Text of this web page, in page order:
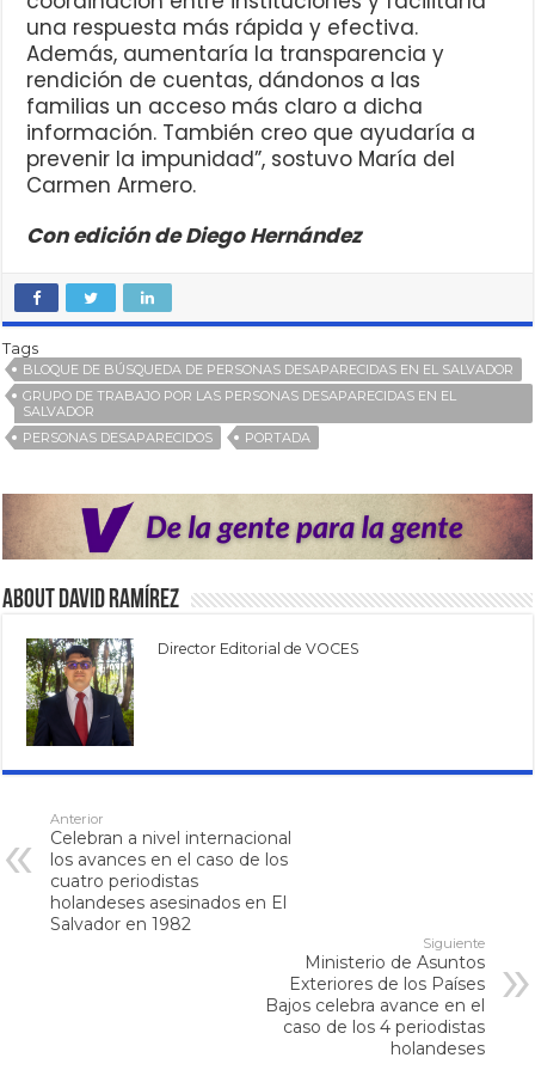
una respuesta más rápida y efectiva.
Además, aumentaría la transparencia y
rendición de cuentas, dándonos a las
familias un acceso más claro a dicha
información. También creo que ayudaría a
prevenir la impunidad”, sostuvo María del
Carmen Armero.
Con edición de Diego Hernández
Tags
BLOQUE DE BÚSQUEDA DE PERSONAS DESAPARECIDAS EN EL SALVADOR
GRUPO DE TRABAJO POR LAS PERSONAS DESAPARECIDAS EN EL
SALVADOR
PERSONAS DESAPARECIDOS
PORTADA
About David Ramírez
Director Editorial de VOCES
Anterior
Celebran a nivel internacional
los avances en el caso de los
cuatro periodistas
holandeses asesinados en El
Salvador en 1982
Siguiente
Ministerio de Asuntos
Exteriores de los Países
Bajos celebra avance en el
caso de los 4 periodistas
holandeses